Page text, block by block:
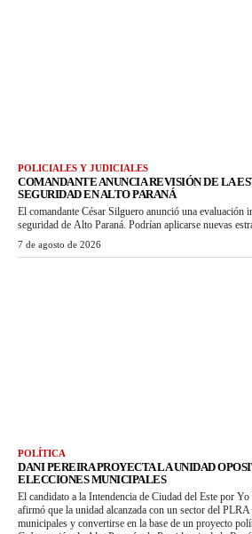
POLICIALES Y JUDICIALES
COMANDANTE ANUNCIA REVISIÓN DE LA
SEGURIDAD EN ALTO PARANÁ
El comandante César Silguero anunció una evaluación
seguridad de Alto Paraná. Podrían aplicarse nuevas
7 de agosto de 2026
POLÍTICA
DANI PEREIRA PROYECTA LA UNIDAD
ELECCIONES MUNICIPALES
El candidato a la Intendencia de Ciudad del Este por
afirmó que la unidad alcanzada con un sector del PLRA
municipales y convertirse en la base de un proyecto